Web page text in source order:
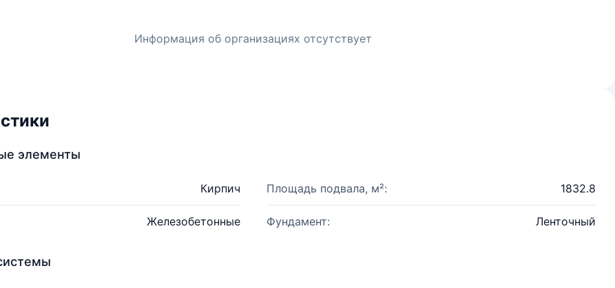
Информация об организациях отсутствует
элементы
Кирпич Площадь подвала, м²: 1832.8
Железобетонные Фундамент: Ленточный